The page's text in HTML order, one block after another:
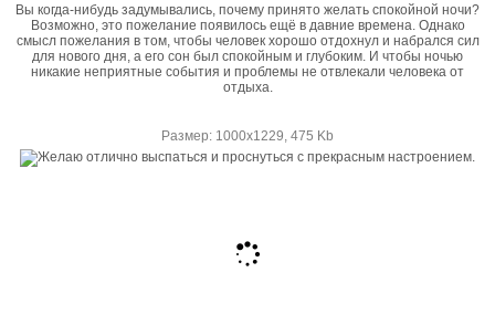
Вы когда-нибудь задумывались, почему принято желать спокойной ночи?
Возможно, это пожелание появилось ещё в давние времена. Однако
смысл пожелания в том, чтобы человек хорошо отдохнул и набрался сил
для нового дня, а его сон был спокойным и глубоким. И чтобы ночью
никакие неприятные события и проблемы не отвлекали человека от
отдыха.
Размер: 1000х1229, 475 Kb